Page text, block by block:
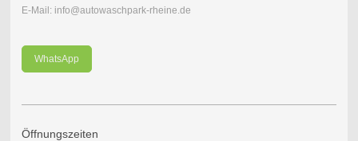
E-Mail: info@autowaschpark-rheine.de
WhatsApp
Öffnungszeiten